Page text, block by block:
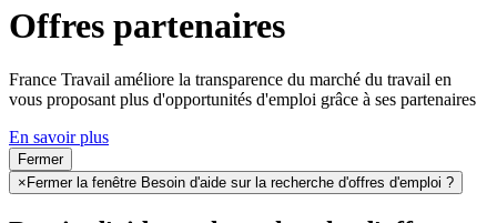
Offres partenaires
France Travail améliore la transparence du marché du travail en
vous proposant plus d'opportunités d'emploi grâce à ses partenaires
En savoir plus
Fermer
× Fermer la fenêtre Besoin d'aide sur la recherche d'offres d'emploi ?